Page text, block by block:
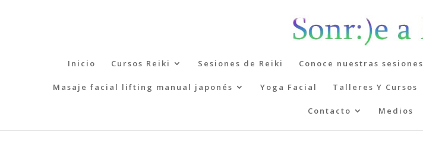
Inicio Cursos Reiki Sesiones de Reiki Conoce nuestras sesiones
Masaje facial lifting manual japonés Yoga Facial Talleres Y Cursos
Contacto Medios